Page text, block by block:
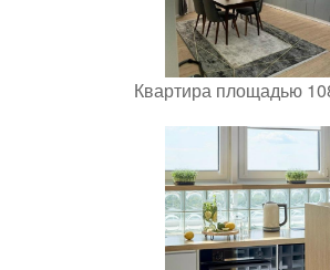
Квартира площадью